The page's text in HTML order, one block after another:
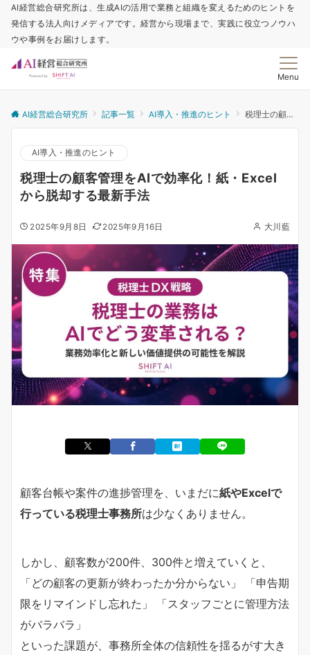
AI経営総合研究所は、生成AIの活用で業務と組織を変えるためのヒントを
発信する法人向けメディアです。経営から現場まで、実践に役立つノウハ
ウや事例をお届けします。
Menu
AI経営総合研究所 記事一覧 AI導入・推進のヒント 税理士の顧客管理をAIで効率化！紙・Excelから脱却する最新手法
AI導入・推進のヒント
税理士の顧客管理をAIで効率化！紙・Excel
から脱却する最新手法
2025年9月8日 2025年9月16日 大川藍
顧客台帳や案件の進捗管理を、いまだに紙やExcelで
行っている税理士事務所は少なくありません。
しかし、顧客数が200件、300件と増えていくと、
「どの顧客の更新が終わったか分からない」 「申告期
限をリマインドし忘れた」 「スタッフごとに管理方法
がバラバラ」
といった課題が、事務所全体の信頼性を揺るがす大き